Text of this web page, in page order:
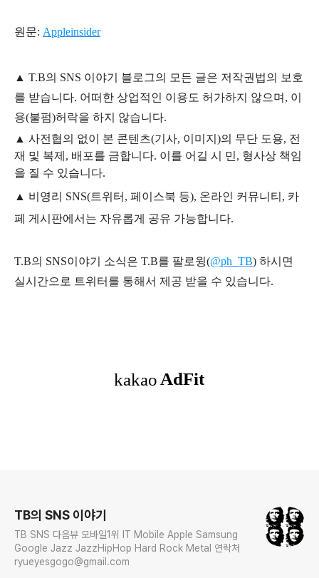
원문: Appleinsider
▲ T.B의 SNS 이야기 블 로그의 모든 글은 저작권법의 보호
를 받습니다. 어떠한 상업적인 이용도 허가하지 않으며, 이
용(불펌)허락을 하지 않습니다.
▲ 사전협의 없이 본 콘텐츠(기사, 이미지)의 무단 도용, 전
재 및 복제, 배포를 금합니다. 이를 어길 시 민, 형사상 책임
을 질 수 있습니다.
▲ 비영리 SNS(트위터, 페이스북 등), 온라인 커뮤니티, 카
페 게시판에서는 자유롭게 공유 가능합니다.
T.B의 SNS이야기 소식은 T.B를 팔로윙(@ph_TB) 하시면
실시간으로 트위터를 통해서 제공 받을 수 있습니다.
TB의 SNS 이야기
TB SNS 다음뷰 모바일1위 IT Mobile Apple Samsung
Google Jazz JazzHipHop Hard Rock Metal 연락처
ryueyesgogo@gmail.com